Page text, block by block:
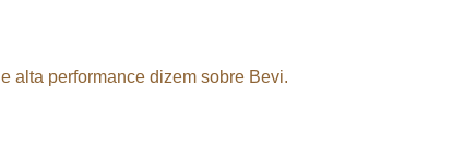
alta performance dizem sobre Bevi.